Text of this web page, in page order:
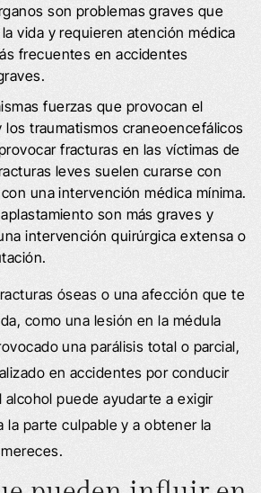
son problemas graves que
vida y requieren atención médica
frecuentes en accidentes
fuerzas que provocan el
los traumatismos craneoencefálicos
fracturas en las víctimas de
leves suelen curarse con
una intervención médica mínima.
son más graves y
intervención quirúrgica extensa o
óseas o una afección que te
como una lesión en la médula
una parálisis total o parcial,
en accidentes por conducir
puede ayudarte a exigir
la parte culpable y a obtener la